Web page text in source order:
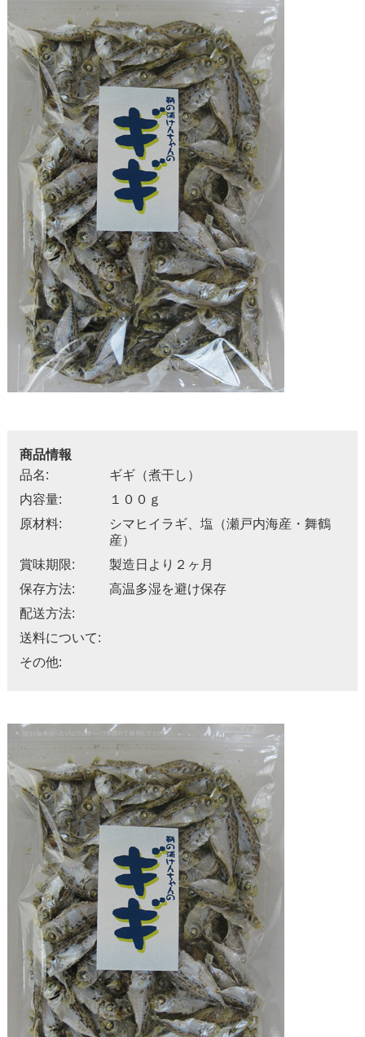
商品情報
品名:
ギギ（煮干し）
内容量:
１００ｇ
原材料:
シマヒイラギ、塩（瀬戸内海産・舞鶴
産）
賞味期限:
製造日より２ヶ月
保存方法:
高温多湿を避け保存
配送方法:
送料について:
その他: